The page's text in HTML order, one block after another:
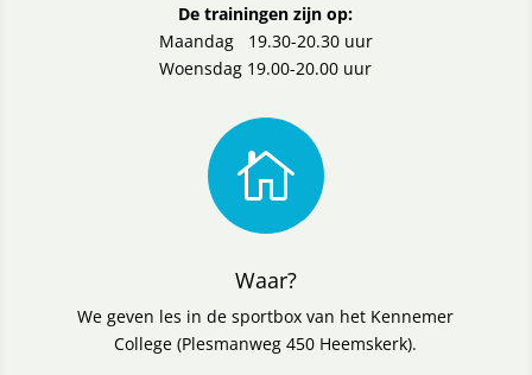
De trainingen zijn op:
Maandag 19.30-20.30 uur
Woensdag 19.00-20.00 uur

Waar?
We geven les in de sportbox van het Kennemer
College (Plesmanweg 450 Heemskerk).